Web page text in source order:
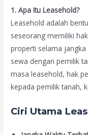
1. Apa Itu Leasehold?
Leasehold adalah
seseorang memiliki
properti selama
sewa dengan pemilik
masa leasehold, hak
kepada pemilik tanah,
Ciri Utama